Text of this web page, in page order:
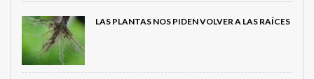
LAS PLANTAS NOS PIDEN VOLVER A LAS RAÍCES